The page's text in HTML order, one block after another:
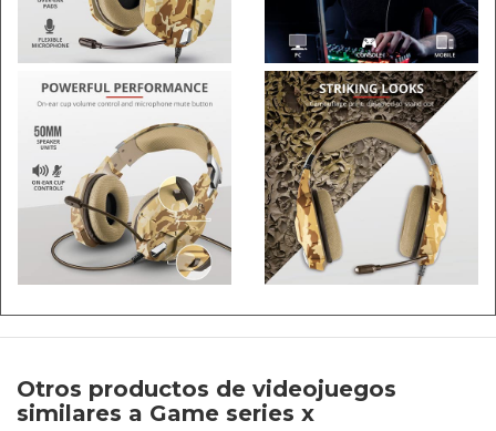
Otros productos de videojuegos
similares a Game series x